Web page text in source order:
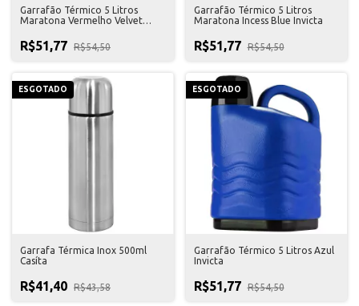
Garrafão Térmico 5 Litros
Maratona Vermelho Velvet
R$51,77 R$54,50
Garrafão Térmico 5 Litros
Maratona Incess Blue Invicta
R$51,77 R$54,50
ESGOTADO
Garrafa Térmica Inox 500ml
Casíta
R$41,40 R$43,58
ESGOTADO
Garrafão Térmico 5 Litros Azul
Invicta
R$51,77 R$54,50